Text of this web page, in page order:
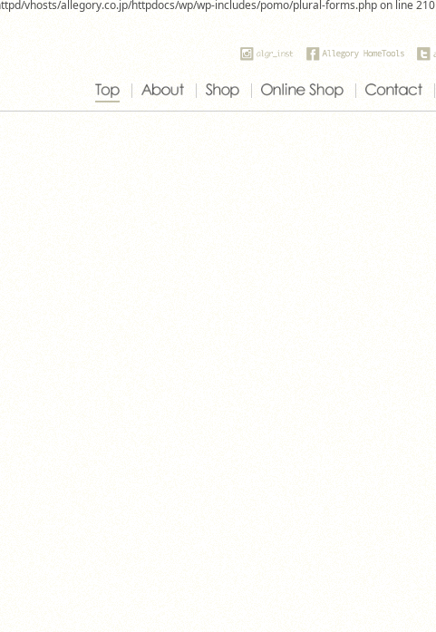
vhosts/allegory.co.jp/httpdocs/wp/wp-includes/pomo/plural-forms.php on line 210